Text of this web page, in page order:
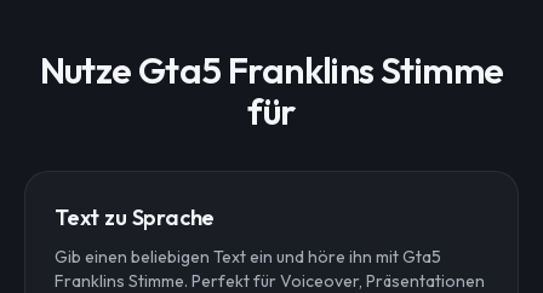
Nutze Gta5 Franklins Stimme
für
Text zu Sprache
Gib einen beliebigen Text ein und höre ihn mit Gta5
Franklins Stimme. Perfekt für Voiceover, Präsentationen